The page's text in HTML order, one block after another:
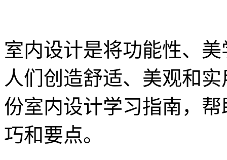
室内设计是将功能性、
人们创造舒适、美观和
份室内设计学习指南，
巧和要点。